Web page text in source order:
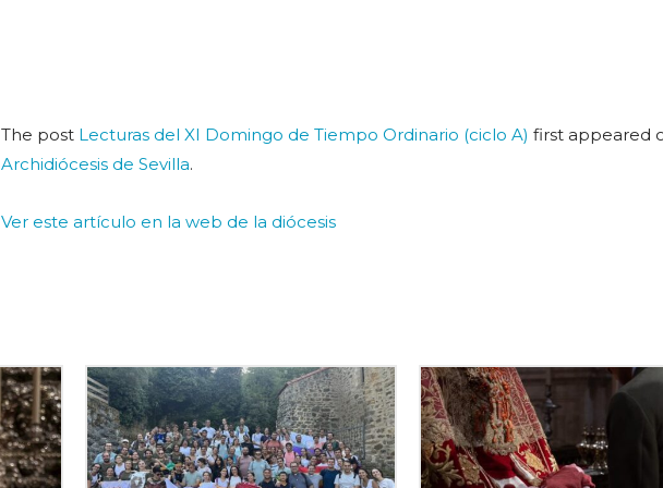
The post Lecturas del XI Domingo de Tiempo Ordinario (ciclo A) first appeared
Archidiócesis de Sevilla.
Ver este artículo en la web de la diócesis